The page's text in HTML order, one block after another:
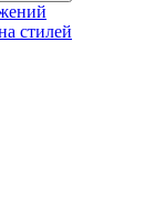
стилей